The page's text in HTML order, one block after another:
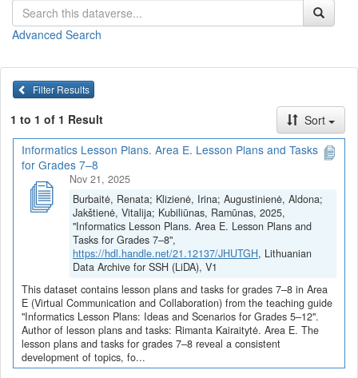
saugumas.
Pamokų planai ir užduotys
Skirtingų grupinio komunikavimo ir bendradarbiavimo
priemonių pasirinkimas (Rimanta Kairaitytė)
Skirtingų grupinio komunikavimo ir bendradarbiavimo
priemonių palyginimas ir analizė (Rimanta Kairaitytė)
Grupinio bendravimo etika (Rimanta Kairaitytė)
Bendravimo ir bendradarbiavimo priemonių įrankis - minčių
žemėlapis (Rimanta Kairaitytė)
Kibernetinės grėsmės. Ar esu saugus? (Rimanta Kairaitytė)
Visi E srities pamokų planai ir užduotys
Pamokų planai ir užduotys parengti vykdant projektą„Skaitmeninė
švietimo transformacija („EdTech“) (Nr. 10-004-P-0001)“,
įgyvendintą pagal ekonomikos gaivinimo ir atsparumo didinimo
ekonomikos gaivinimo ir atsparumo didinimo priemonės
„NextGenerationEU“ lėšomis.
Area E. Lesson Plans and Tasks for
Advanced Search
Filter Results
1 to 1 of 1 Result
Sort
Informatics Lesson Plans. Area E. Lesson Plans and Tasks
for Grades 7–8
Nov 21, 2025
Burbaitė, Renata; Klizienė, Irina; Augustinienė, Aldona;
Jakštienė, Vitalija; Kubiliūnas, Ramūnas, 2025,
"Informatics Lesson Plans. Area E. Lesson Plans and
Tasks for Grades 7–8",
https://hdl.handle.net/21.12137/JHUTGH, Lithuanian
Data Archive for SSH (LiDA), V1
This dataset contains lesson plans and tasks for grades 7–8 in Area
E (Virtual Communication and Collaboration) from the teaching guide
"Informatics Lesson Plans: Ideas and Scenarios for Grades 5–12".
Author of lesson plans and tasks: Rimanta Kairaitytė. Area E. The
lesson plans and tasks for grades 7–8 reveal a consistent
development of topics, fo...